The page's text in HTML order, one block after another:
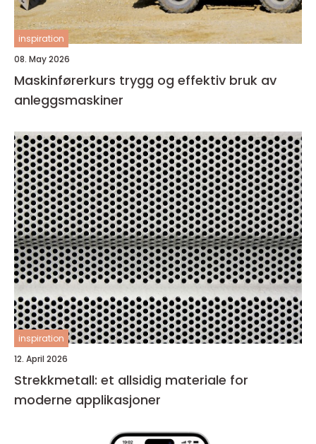
inspiration
08. May 2026
Maskinførerkurs trygg og effektiv bruk av
anleggsmaskiner
inspiration
12. April 2026
Strekkmetall: et allsidig materiale for
moderne applikasjoner